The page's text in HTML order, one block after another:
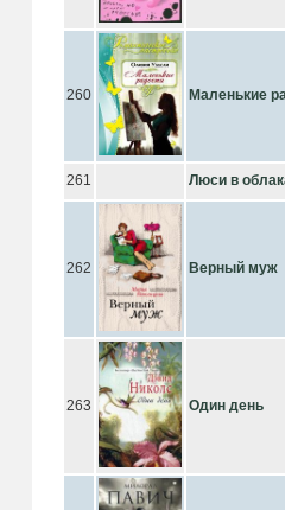
260 Маленькие
261 Люси в
262 Верный муж
263 Один день